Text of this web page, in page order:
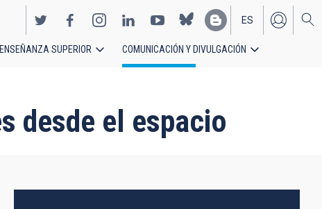
EN
ES
ENSEÑANZA SUPERIOR COMUNICACIÓN Y DIVULGACIÓN
desde el espacio